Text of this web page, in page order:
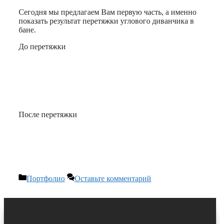
Сегодня мы предлагаем Вам первую часть, а именно
показать результат перетяжки углового диванчика в
бане.
До перетяжки
После перетяжки
Рубрики
Портфолио Оставьте комментарий